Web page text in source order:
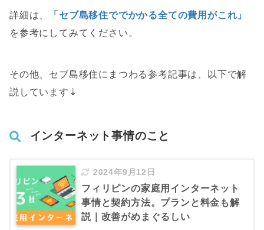
詳細は、
「セブ島移住ででかかる全ての費用がこれ」
を参考にしてみてください。
その他、セブ島移住にまつわる参考記事は、以下で解
説しています⇣
インターネット事情のこと
2024年9月12日
フィリピンの家庭用インターネット
事情と契約方法。プランと料金も解
説｜改善がめまぐるしい